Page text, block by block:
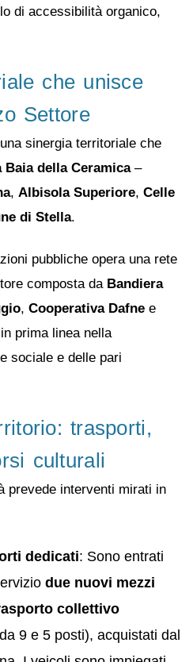
di accessibilità organico,
che unisce
Settore
sinergia territoriale che
Baia della Ceramica–
, Albisola Superiore, Celle
di Stella.
pubbliche opera una rete
composta da Bandiera
, Cooperativa Dafne e
prima linea nella
sociale e delle pari
trasporti,
culturali
prevede interventi mirati in
dedicati: Sono entrati
due nuovi mezzi
collettivo
9 e 5 posti), acquistati dal